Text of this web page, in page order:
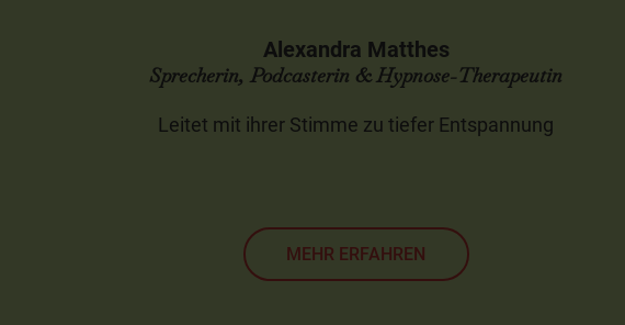
Alexandra Matthes
Sprecherin, Podcasterin & Hypnose-Therapeutin
Leitet mit ihrer Stimme zu tiefer Entspannung
MEHR ERFAHREN